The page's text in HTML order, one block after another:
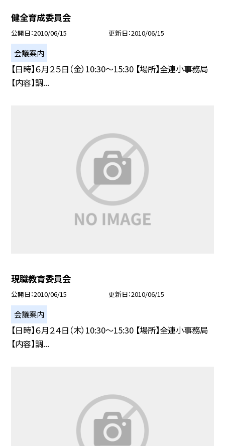
健全育成委員会
公開日 2010/06/15 更新日 2010/06/15
会議案内
【日時】６月２５日（金）10:30〜15:30 【場所】全連小事務局
【内容】調...
現職教育委員会
公開日 2010/06/15 更新日 2010/06/15
会議案内
【日時】６月２４日（木）10:30〜15:30 【場所】全連小事務局
【内容】調...